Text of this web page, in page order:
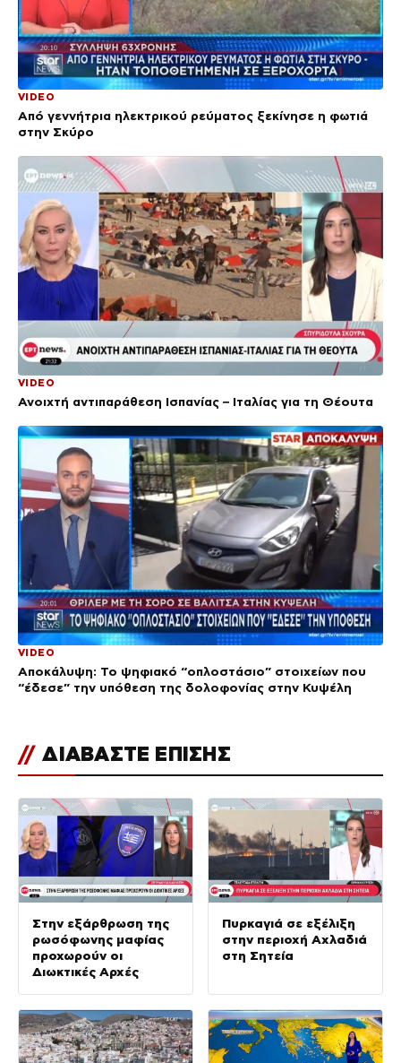
VIDEO
Από γεννήτρια ηλεκτρικού ρεύματος ξεκίνησε η φωτιά
στην Σκύρο
VIDEO
Ανοιχτή αντιπαράθεση Ισπανίας – Ιταλίας για τη Θέουτα
VIDEO
Αποκάλυψη: Το ψηφιακό “οπλοστάσιο” στοιχείων που
“έδεσε” την υπόθεση της δολοφονίας στην Κυψέλη
// ΔΙΑΒΑΣΤΕ ΕΠΙΣΗΣ
Στην εξάρθρωση της
ρωσόφωνης μαφίας
προχωρούν οι
Διωκτικές Αρχές
Πυρκαγιά σε εξέλιξη
στην περιοχή Αχλαδιά
στη Σητεία